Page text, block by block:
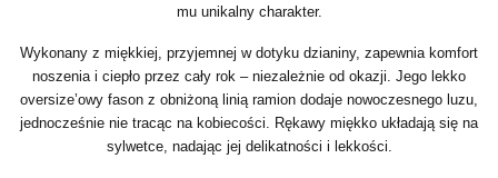
mu unikalny charakter.
Wykonany z miękkiej, przyjemnej w dotyku dzianiny, zapewnia komfort
noszenia i ciepło przez cały rok – niezależnie od okazji. Jego lekko
oversize’owy fason z obniżoną linią ramion dodaje nowoczesnego luzu,
jednocześnie nie tracąc na kobiecości. Rękawy miękko układają się na
sylwetce, nadając jej delikatności i lekkości.